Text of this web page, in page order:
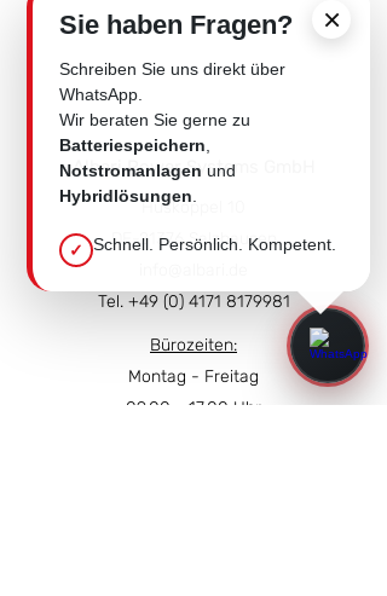
Albari Power Systems GmbH
Huskoppel 10
DE-21376 Salzhausen
Tel. ‎ +49 (0) 4171 8179981
Bürozeiten:
Montag - Freitag
09.00 - 17.00 Uhr
×
Sie haben Fragen?
Schreiben Sie uns direkt über
WhatsApp.
Wir beraten Sie gerne zu
Batteriespeichern
Notstromanlagen und
Hybridlösungen
✓ Schnell. Persönlich. Kompetent.